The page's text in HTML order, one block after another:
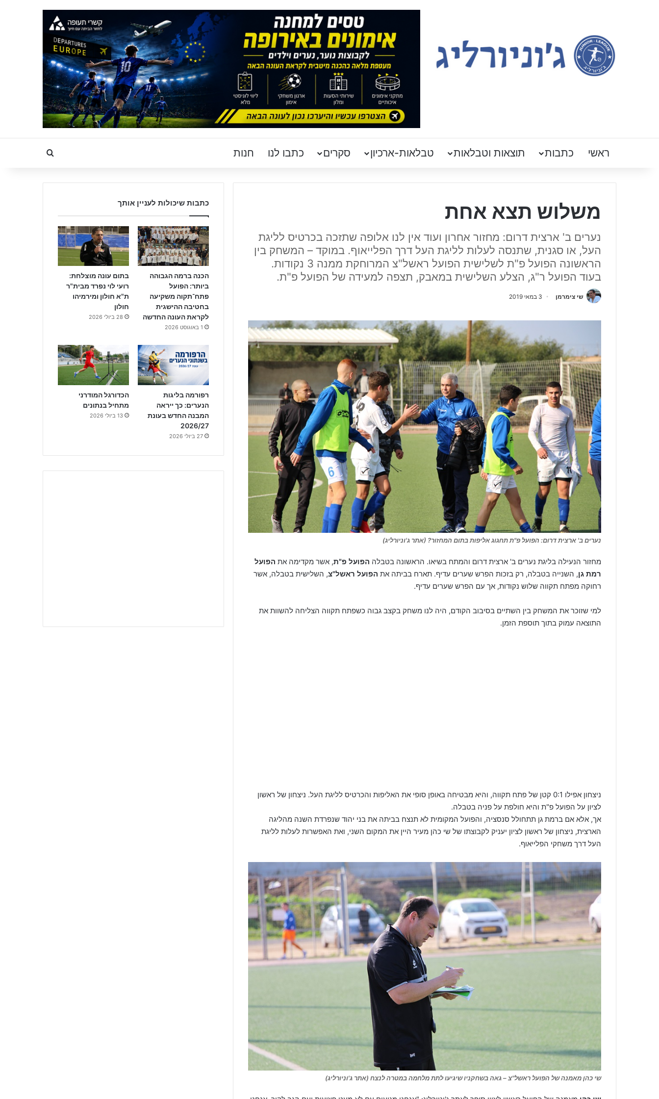
ראשי כתבות תוצאות וטבלאות טבלאות-ארכיון סקרים כתבו לנו חנות Search for
משלוש תצא אחת
נערים ב' ארצית דרום: מחזור אחרון ועוד אין לנו אלופה שתזכה בכרטיס לליגת
העל, או סגנית, שתנסה לעלות לליגת העל דרך הפלייאוף. במוקד – המשחק בין
הראשונה הפועל פ"ת לשלישית הפועל ראשל"צ המרוחקת ממנה 3 נקודות.
בעוד הפועל ר"ג, הצלע השלישית במאבק, תצפה למעידה של הפועל פ"ת.
שי צימרמן 3 במאי 2019
נערים ב' ארצית דרום: הפועל פ"ת תחגוג אליפות בתום המחזור? (אתר ג'וניורליג)
מחזור הנעילה בליגת נערים ב' ארצית דרום והמתח בשיאו. הראשונה בטבלה הפועל פ"ת, אשר מקדימה את הפועל
רמת גן, השנייה בטבלה, רק בזכות הפרש שערים עדיף. תארח בביתה את הפועל ראשל"צ, השלישית בטבלה, אשר
רחוקה מפתח תקווה שלוש נקודות, אך עם הפרש שערים עדיף.
למי שזוכר את המשחק בין השתיים בסיבוב הקודם, היה לנו משחק בקצב גבוה כשפתח תקווה הצליחה להשוות את
התוצאה עמוק בתוך תוספת הזמן.
ניצחון אפילו 0:1 קטן של פתח תקווה, והיא מבטיחה באופן סופי את האליפות והכרטיס לליגת העל. ניצחון של ראשון
לציון על הפועל פ"ת והיא חולפת על פניה בטבלה.
אך, אלא אם ברמת גן תתחולל סנסציה, והפועל המקומית לא תנצח בביתה את בני יהוד שנפרדת השנה מהליגה
הארצית, ניצחון של ראשון לציון יעניק לקבוצתו של שי כהן מעיר היין את המקום השני, ואת האפשרות לעלות לליגת
העל דרך משחקי הפלייאוף.
שי כהן מאמנה של הפועל ראשל"צ – גאה בשחקניו שיגיעו לתת מלחמה במטרה לנצח (אתר ג'וניורליג)
כתבות שיכולות לעניין אותך
הכנה ברמה הגבוהה
ביותר: הפועל
פתח־תקוה משקיעה
בחטיבה ההישגית
לקראת העונה החדשה
1 באוגוסט 2026
בתום עונה מוצלחת:
רועי לוי נפרד מבית"ר
ת"א חולון ומירמיהו
חולון
28 ביולי 2026
רפורמה בליגות
הנערים: כך ייראה
המבנה החדש בעונת
2026/27
27 ביולי 2026
הכדורגל המודרני
מתחיל בנתונים
13 ביולי 2026